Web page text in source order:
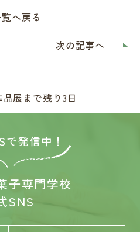
へ戻る
次の記事へ
展まで残り3日
子専門学校
SNS